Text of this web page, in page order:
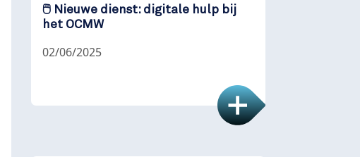
🖱️ Nieuwe dienst: digitale hulp bij
het OCMW
02/06/2025